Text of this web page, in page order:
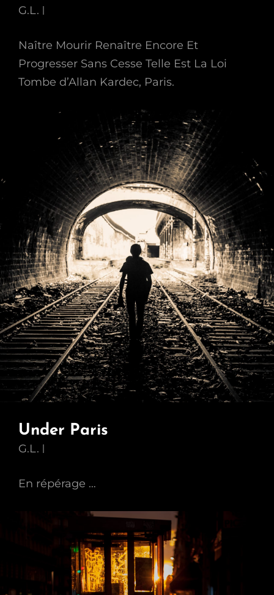
G.L.
Naître Mourir Renaître Encore Et
Progresser Sans Cesse Telle Est La Loi
Tombe d’Allan Kardec, Paris.
Under Paris
G.L.
En répérage …